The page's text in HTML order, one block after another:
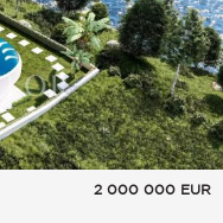
2 000 000 EUR